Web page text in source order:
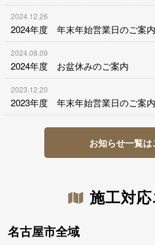
2024.12.26
2024年度 年末年始営業日のご案内
2024.08.09
2024年度 お盆休みのご案内
2023.12.20
2023年度 年末年始営業日のご案内
お知らせ一覧は
施工対
名古屋市全域